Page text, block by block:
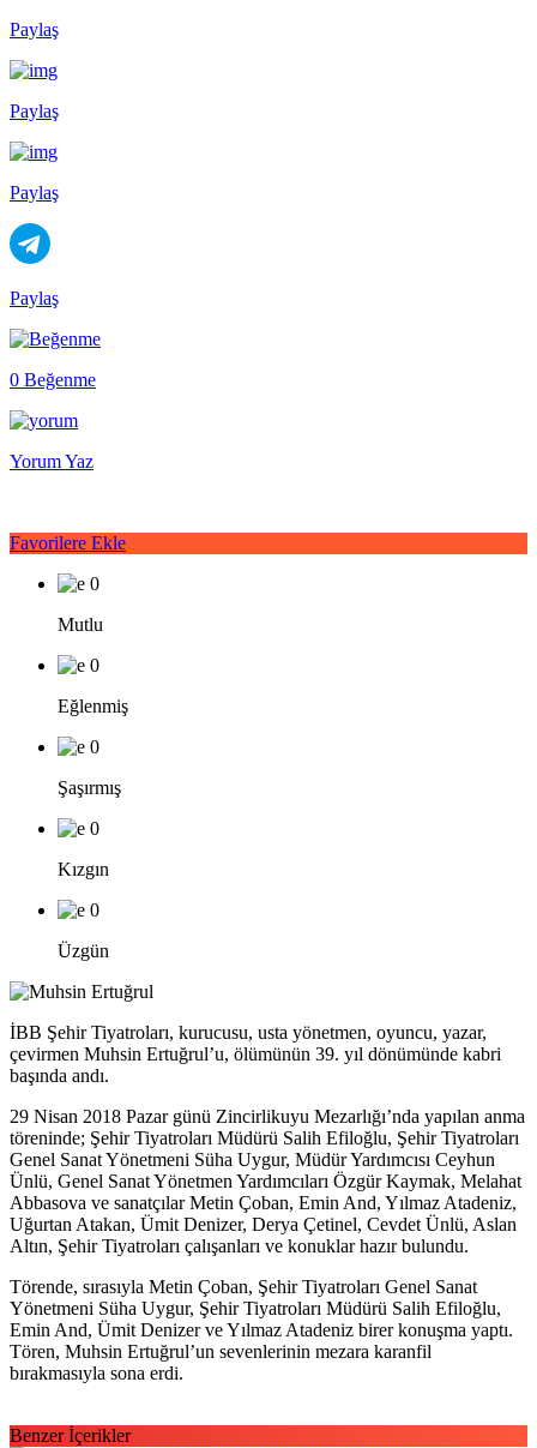
Paylaş
Paylaş
Paylaş
Paylaş
0 Beğenme
Yorum Yaz
Favorilere Ekle
0
Mutlu
0
Eğlenmiş
0
Şaşırmış
0
Kızgın
0
Üzgün
İBB Şehir Tiyatroları, kurucusu, usta yönetmen, oyuncu, yazar,
çevirmen Muhsin Ertuğrul’u, ölümünün 39. yıl dönümünde kabri
başında andı.
29 Nisan 2018 Pazar günü Zincirlikuyu Mezarlığı’nda yapılan anma
töreninde; Şehir Tiyatroları Müdürü Salih Efiloğlu, Şehir Tiyatroları
Genel Sanat Yönetmeni Süha Uygur, Müdür Yardımcısı Ceyhun
Ünlü, Genel Sanat Yönetmen Yardımcıları Özgür Kaymak, Melahat
Abbasova ve sanatçılar Metin Çoban, Emin And, Yılmaz Atadeniz,
Uğurtan Atakan, Ümit Denizer, Derya Çetinel, Cevdet Ünlü, Aslan
Altın, Şehir Tiyatroları çalışanları ve konuklar hazır bulundu.
Törende, sırasıyla Metin Çoban, Şehir Tiyatroları Genel Sanat
Yönetmeni Süha Uygur, Şehir Tiyatroları Müdürü Salih Efiloğlu,
Emin And, Ümit Denizer ve Yılmaz Atadeniz birer konuşma yaptı.
Tören, Muhsin Ertuğrul’un sevenlerinin mezara karanfil
bırakmasıyla sona erdi.
Benzer İçerikler